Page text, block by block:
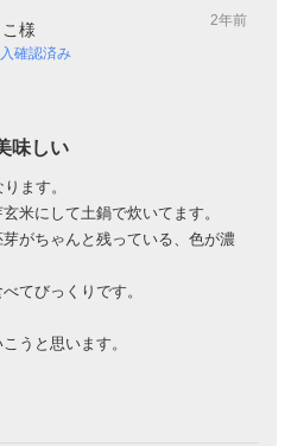
様
確認済み
2年前
味しい
ます。
米にして土鍋で炊いてます。
がちゃんと残っている、色が濃
てびっくりです。
うと思います。